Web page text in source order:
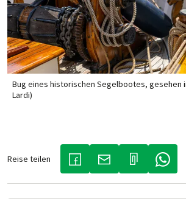
Bug eines historischen Segelbootes, gesehen
Lardi)
Reise teilen
(LINK ÖFFNET IN NEUEM
(LINK ÖFFNET IN(LINK